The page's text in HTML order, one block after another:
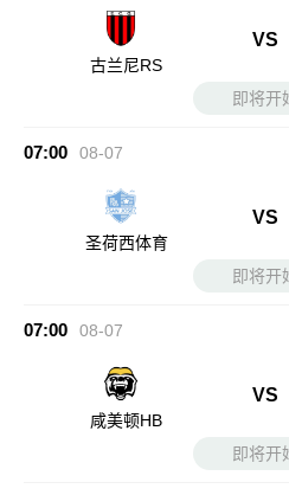
古兰尼RS
VS
即将开
07:00 08-07
圣荷西体育
VS
即将开
07:00 08-07
咸美顿HB
VS
即将开